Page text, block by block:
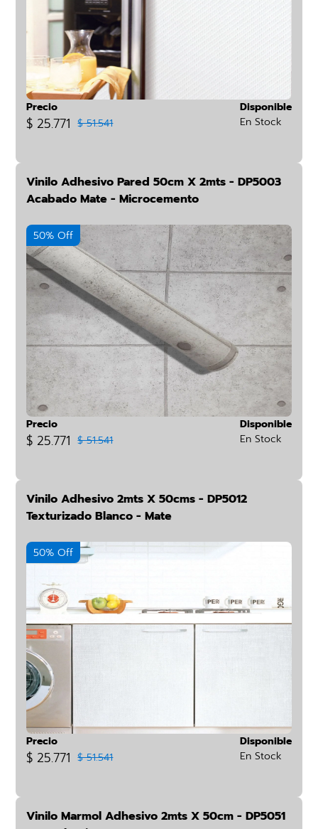
Precio
$ 25.771 $ 51.541
Disponible
En Stock
Vinilo Adhesivo Pared 50cm X 2mts - DP5003
Acabado Mate - Microcemento
50% Off
Precio
$ 25.771 $ 51.541
Disponible
En Stock
Vinilo Adhesivo 2mts X 50cms - DP5012
Texturizado Blanco - Mate
50% Off
Precio
$ 25.771 $ 51.541
Disponible
En Stock
Vinilo Marmol Adhesivo 2mts X 50cm - DP5051